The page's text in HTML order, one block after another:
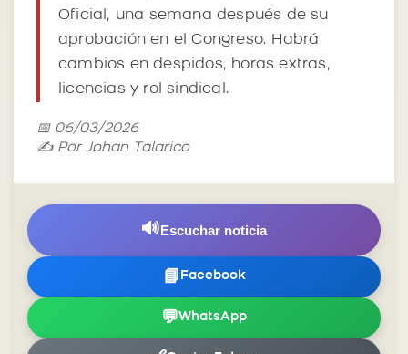
Oficial, una semana después de su
aprobación en el Congreso. Habrá
cambios en despidos, horas extras,
licencias y rol sindical.
📅 06/03/2026
✍️ Por Johan Talarico
🔊Escuchar noticia
📘 Facebook
💬WhatsApp